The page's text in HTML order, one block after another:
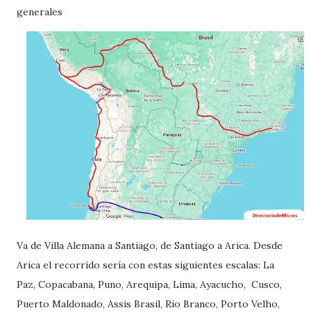
generales
Va de Villa Alemana a Santiago, de Santiago a Arica. Desde
Arica el recorrido sería con estas siguientes escalas: La
Paz, Copacabana, Puno, Arequipa, Lima, Ayacucho, Cusco,
Puerto Maldonado, Assis Brasil, Rio Branco, Porto Velho,